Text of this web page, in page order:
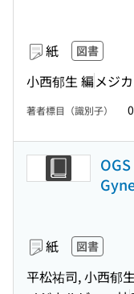
紙 図書
小西郁生 編 メジ
著者標目（識別子）
紙 図書
平松祐司, 小西郁